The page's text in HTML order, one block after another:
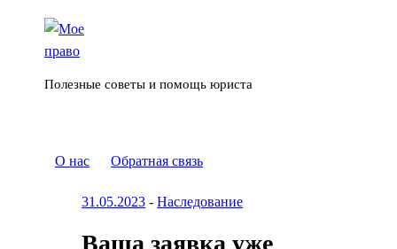
Полезные советы и помощь юриста
О нас Обратная связь
31.05.2023 - Наследование
Ваша заявка уже